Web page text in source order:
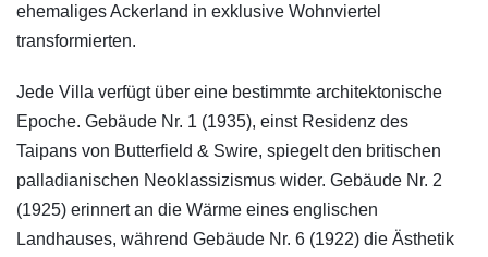
ehemaliges Ackerland in exklusive Wohnviertel
transformierten.
Jede Villa verfügt über eine bestimmte architektonische
Epoche. Gebäude Nr. 1 (1935), einst Residenz des
Taipans von Butterfield & Swire, spiegelt den britischen
palladianischen Neoklassizismus wider. Gebäude Nr. 2
(1925) erinnert an die Wärme eines englischen
Landhauses, während Gebäude Nr. 6 (1922) die Ästhetik